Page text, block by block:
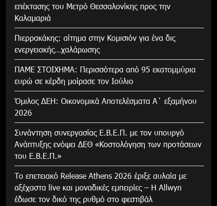
επέκτασης του Μετρό Θεσσαλονίκης προς την
Καλαμαριά
Πιερρακάκης: αίτημα στην Κομισιόν για ένα δις
ενεργειακής…χαλάρωσης
ΠΑΜΕ ΣΤΟΙΧΗΜΑ: Περισσότερα από 95 εκατομμύρια
ευρώ σε κέρδη μοίρασε τον Ιούλιο
Όμιλος ΔΕΗ: Οικονομικά Αποτελέσματα Α΄ εξαμήνου
2026
Συνάντηση συνεργασίας Ε.Β.Ε.Π. με τον υπουργό
Ανάπτυξης ενόψει ΔΕΘ «Κοστολόγηση των προτάσεων
του Ε.Β.Ε.Π.»
Το επετειακό Release Athens 2026 έριξε αυλαία με
αξέχαστα live και μοναδικές εμπειρίες – Η Allwyn
έδωσε τον δικό της ρυθμό στο φεστιβάλ